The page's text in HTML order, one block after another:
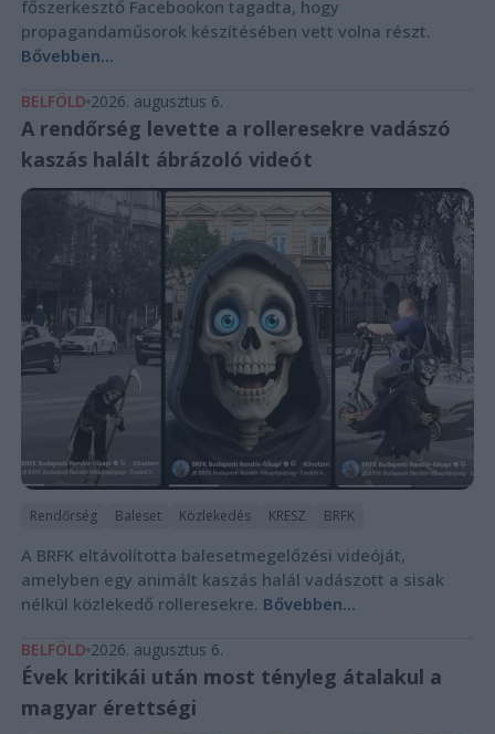
főszerkesztő Facebookon tagadta, hogy
propagandaműsorok készítésében vett volna részt.
Bővebben...
BELFÖLD 2026. augusztus 6.
A rendőrség levette a rolleresekre vadászó
kaszás halált ábrázoló videót
Rendőrség Baleset Közlekedés KRESZ BRFK
A BRFK eltávolította balesetmegelőzési videóját,
amelyben egy animált kaszás halál vadászott a sisak
nélkül közlekedő rolleresekre. Bővebben...
BELFÖLD 2026. augusztus 6.
Évek kritikái után most tényleg átalakul a
magyar érettségi